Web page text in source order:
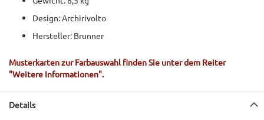
Design: Archirivolto
Hersteller: Brunner
Musterkarten zur Farbauswahl finden Sie unter dem Reiter
"Weitere Informationen".
Details